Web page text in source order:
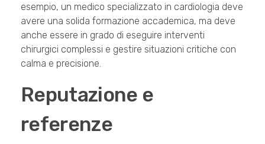
esempio, un medico specializzato in cardiologia deve
avere una solida formazione accademica, ma deve
anche essere in grado di eseguire interventi
chirurgici complessi e gestire situazioni critiche con
calma e precisione.
Reputazione e
referenze